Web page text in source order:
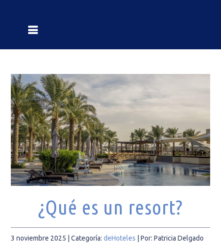
¿Qué es un resort?
3 noviembre 2025 | Categoría:deHoteles |Por: Patricia Delgado